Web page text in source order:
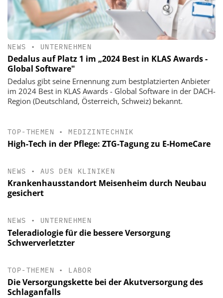
NEWS • UNTERNEHMEN
Dedalus auf Platz 1 im „2024 Best in KLAS Awards -
Global Software"
Dedalus gibt seine Ernennung zum bestplatzierten Anbieter
im 2024 Best in KLAS Awards - Global Software in der DACH-
Region (Deutschland, Österreich, Schweiz) bekannt.
TOP-THEMEN • MEDIZINTECHNIK
High-Tech in der Pflege: ZTG-Tagung zu E-HomeCare
NEWS • AUS DEN KLINIKEN
Krankenhausstandort Meisenheim durch Neubau
gesichert
NEWS • UNTERNEHMEN
Teleradiologie für die bessere Versorgung
Schwerverletzter
TOP-THEMEN • LABOR
Die Versorgungskette bei der Akutversorgung des
Schlaganfalls